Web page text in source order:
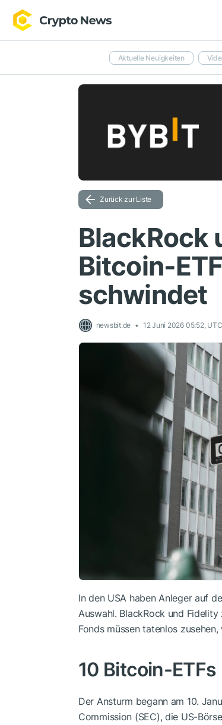
Aktuelle Neuigkeiten
Zurück zur Liste
BlackRock
Bitcoin-
schwindet
newsbit.de 12 Juni 2026 05:52, UTC
In den USA haben Anleger auf
Auswahl. BlackRock und
Fonds müssen tatenlos
10 Bitcoin-
Der Ansturm begann am 10.
Commission (SEC), die US-